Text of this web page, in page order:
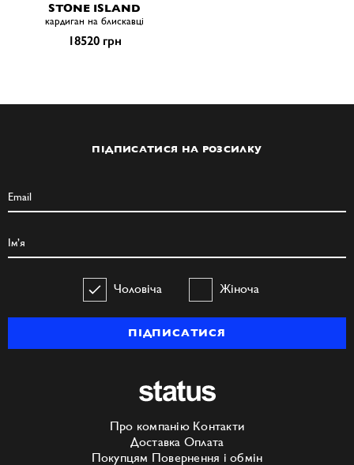
STONE ISLAND
кардиган на блискавці
18520 грн
ПІДПИСАТИСЯ НА РОЗСИЛКУ
Чоловіча Жіноча
ПІДПИСАТИСЯ
Про компанію Контакти
Доставка Оплата
Покупцям Повернення і обмін